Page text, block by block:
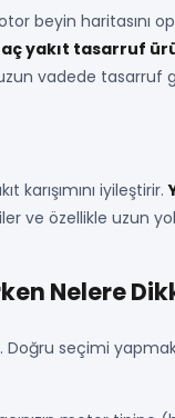
beyin haritasını
yakıt tasarruf
vadede tasarruf
karışımını iyileştirir.
ve özellikle uzun
Nelere
seçimi